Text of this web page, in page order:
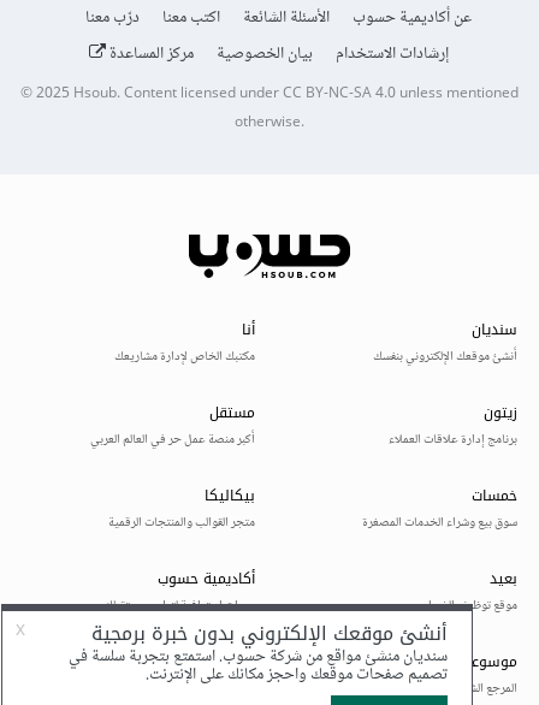
عن أكاديمية حسوب الأسئلة الشائعة اكتب معنا
درّب معنا
إرشادات الاستخدام
بيان الخصوصية مركز المساعدة
© 2025Hsoub.Content licensed underCC BY-NC-SA 4.0unless mentioned
otherwise.